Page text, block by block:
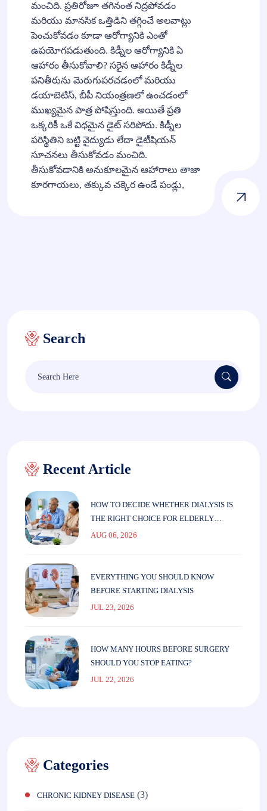
మంచిది. ప్రతిరోజూ తగినంత నిద్రపోవడం
మరియు మానసిక ఒత్తిడిని తగ్గించే అలవాట్లు
పెంచుకోవడం కూడా ఆరోగ్యానికి ఎంతో
ఉపయోగపడుతుంది. కిడ్నీల ఆరోగ్యానికి ఏ
ఆహారం తీసుకోవాలి? సరైన ఆహారం కిడ్నీల
పనితీరును మెరుగుపరచడంలో మరియు
డయాబెటిస్, బీపీ నియంత్రణలో ఉంచడంలో
ముఖ్యమైన పాత్ర పోషిస్తుంది. అయితే ప్రతి
ఒక్కరికీ ఒకే విధమైన డైట్ సరిపోదు. కిడ్నీల
పరిస్థితిని బట్టి వైద్యుడు లేదా డైటీషియన్
సూచనలు తీసుకోవడం మంచిది.
తీసుకోవడానికి అనుకూలమైన ఆహారాలు తాజా
కూరగాయలు, తక్కువ చక్కెర ఉండే పండ్లు,
Search
Recent Article
HOW TO DECIDE WHETHER DIALYSIS IS
THE RIGHT CHOICE FOR ELDERLY
PARENTS
AUG 06, 2026
EVERYTHING YOU SHOULD KNOW
BEFORE STARTING DIALYSIS
JUL 23, 2026
HOW MANY HOURS BEFORE SURGERY
SHOULD YOU STOP EATING?
JUL 22, 2026
Categories
CHRONIC KIDNEY DISEASE (3)